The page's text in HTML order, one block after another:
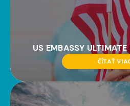
US EMBASSY
ČÍTAŤ